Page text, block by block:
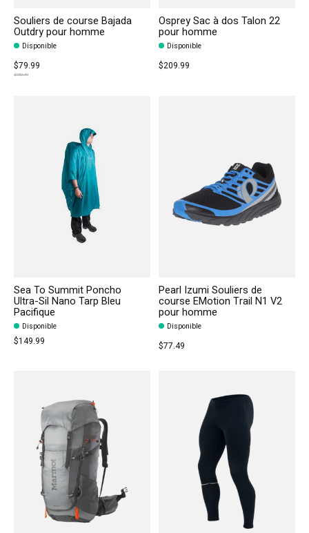
Souliers de course Bajada
Outdry pour homme
Disponible
$79.99
$159.99
Osprey Sac à dos Talon 22
pour homme
Disponible
$209.99
Sea To Summit Poncho
Ultra-Sil Nano Tarp Bleu
Pacifique
Disponible
$149.99
Pearl Izumi Souliers de
course EMotion Trail N1 V2
pour homme
Disponible
$77.49